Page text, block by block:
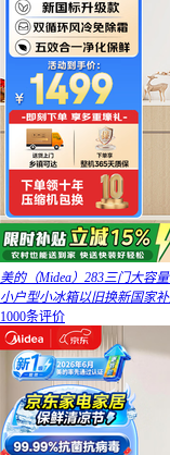
美的（Midea）283三门大容
小户型小冰箱以旧换新国家
1000条评价